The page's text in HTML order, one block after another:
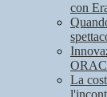
con
La